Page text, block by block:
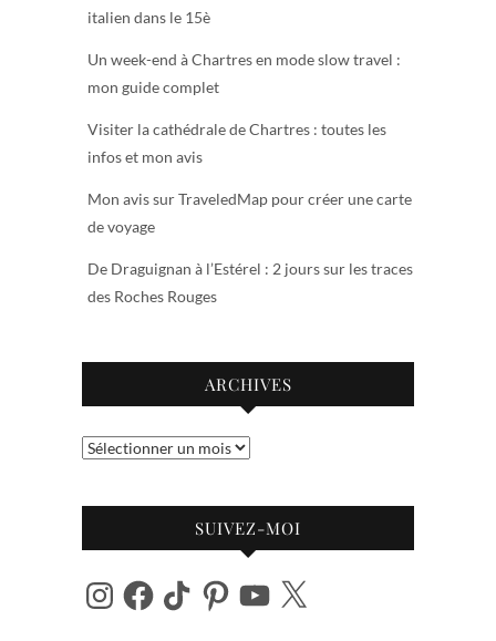
italien dans le 15è
Un week-end à Chartres en mode slow travel :
mon guide complet
Visiter la cathédrale de Chartres : toutes les
infos et mon avis
Mon avis sur TraveledMap pour créer une carte
de voyage
De Draguignan à l’Estérel : 2 jours sur les traces
des Roches Rouges
ARCHIVES
Archives
SUIVEZ-MOI
InstagramFacebook
TikTok PinterestYouTube
X